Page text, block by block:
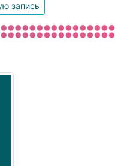
запись